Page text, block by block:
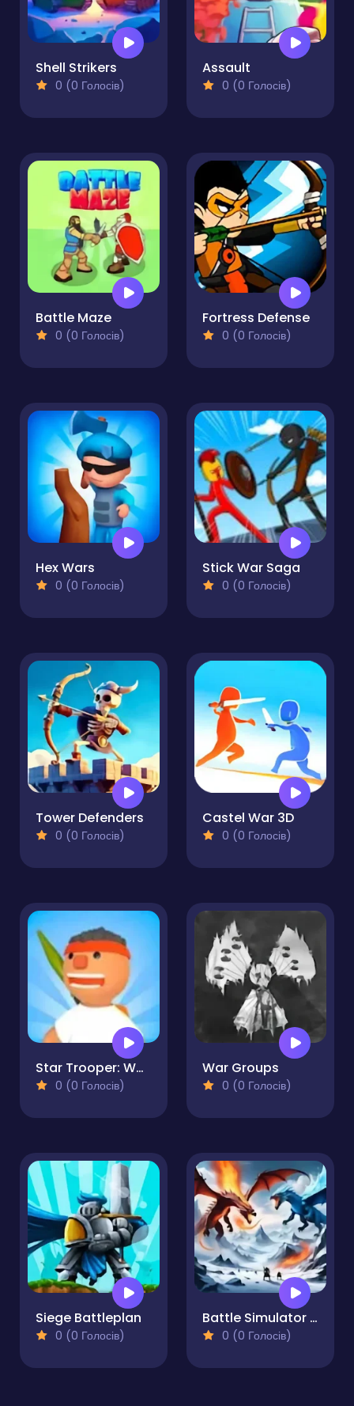
Shell Strikers
0 (0 Голосів)
Assault
0 (0 Голосів)
Battle Maze
0 (0 Голосів)
Fortress Defense
0 (0 Голосів)
Hex Wars
0 (0 Голосів)
Stick War Saga
0 (0 Голосів)
Tower Defenders
0 (0 Голосів)
Castel War 3D
0 (0 Голосів)
Star Trooper: War for Survival
0 (0 Голосів)
War Groups
0 (0 Голосів)
Siege Battleplan
0 (0 Голосів)
Battle Simulator - Sandbox
0 (0 Голосів)